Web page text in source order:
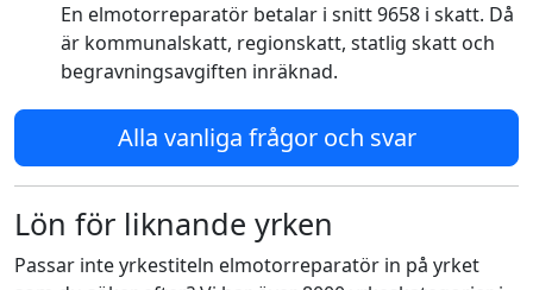
En elmotorreparatör betalar i snitt 9658 i skatt. Då
är kommunalskatt, regionskatt, statlig skatt och
begravningsavgiften inräknad.
Alla vanliga frågor och svar
Lön för liknande yrken
Passar inte yrkestiteln elmotorreparatör in på yrket